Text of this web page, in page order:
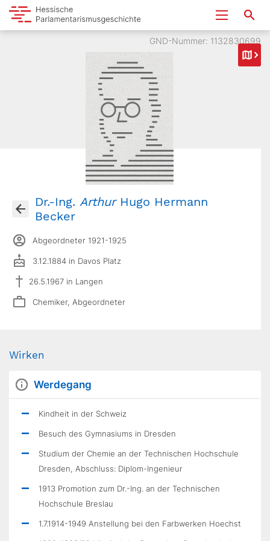
GND-Nummer: 1132830699
Dr.-Ing. ArthurHugo Hermann
Becker
Abgeordneter 1921-1925
3.12.1884 in Davos Platz
26.5.1967 in Langen
Chemiker, Abgeordneter
Wirken
Werdegang
Kindheit in der Schweiz
Besuch des Gymnasiums in Dresden
Studium der Chemie an der Technischen Hochschule
Dresden, Abschluss: Diplom-Ingenieur
1913 Promotion zum Dr.-Ing. an der Technischen
Hochschule Breslau
1.7.1914-1949 Anstellung bei den Farbwerken Hoechst